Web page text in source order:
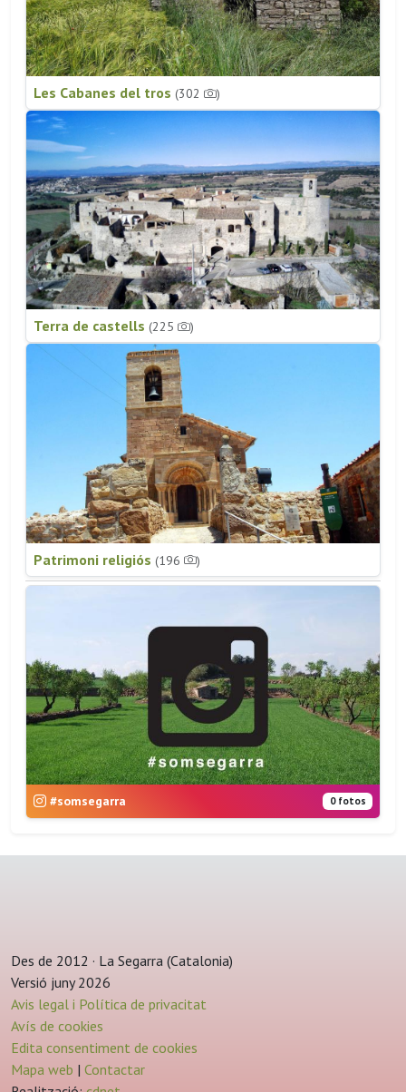
Les Cabanes del tros (302 )
Terra de castells (225 )
Patrimoni religiós (196 )
#somsegarra 0 fotos
Des de 2012 · La Segarra (Catalonia)
Versió juny 2026
Avis legal i Política de privacitat
Avís de cookies
Edita consentiment de cookies
Mapa web | Contactar